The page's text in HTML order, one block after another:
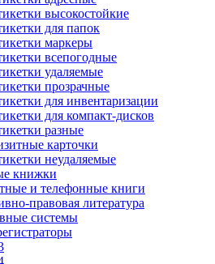
высокостойкие
для папок
маркеры
всепогодные
удаляемые
прозрачные
для инвентаризации
для компакт-дисков
разные
карточки
неудаляемые
книжки
и телефонные книги
правовая литература
системы